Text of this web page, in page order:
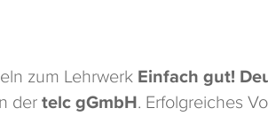
zum Lehrwerk Einfach gut!
dertelc gGmbH. Erfolgreiches